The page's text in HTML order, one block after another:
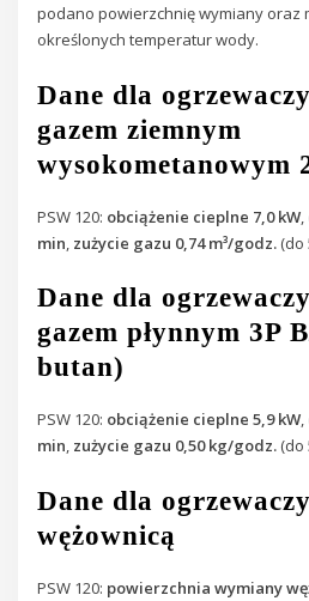
podano powierzchnię wymiany oraz
określonych temperatur wody.
Dane dla
gazem ziemnym
wysokometanowym
PSW 120: obciążenie cieplne 7,0 kW,
min, zużycie gazu 0,74 m³/godz. (do
Dane dla
gazem płynnym 3P
butan)
PSW 120: obciążenie cieplne 5,9 kW,
min, zużycie gazu 0,50 kg/godz. (do
Dane dla
wężownicą
PSW 120: powierzchnia wymiany